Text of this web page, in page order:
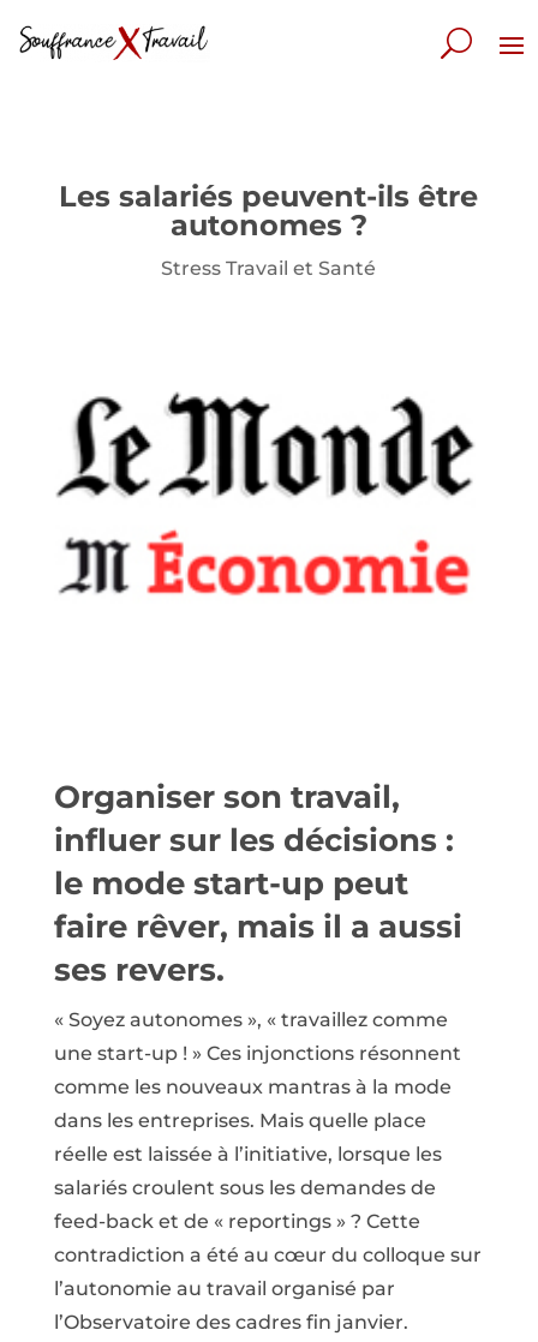
Les salariés peuvent-ils être
autonomes ?
Stress Travail et Santé
Organiser son travail,
influer sur les décisions :
le mode start-up peut
faire rêver, mais il a aussi
ses revers.
« Soyez autonomes », « travaillez comme
une start-up ! » Ces injonctions résonnent
comme les nouveaux mantras à la mode
dans les entreprises. Mais quelle place
réelle est laissée à l’initiative, lorsque les
salariés croulent sous les demandes de
feed-back et de « reportings » ? Cette
contradiction a été au cœur du colloque sur
l’autonomie au travail organisé par
l’Observatoire des cadres fin janvier.